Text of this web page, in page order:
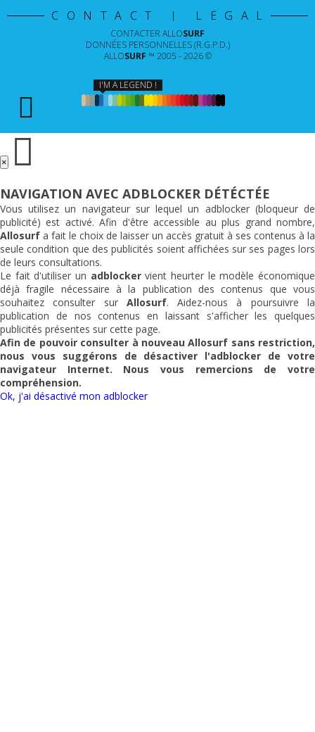
CONTACT | LÉGAL
CONTACTER ALLOSURF
DONNÉES PERSONNELLES (R.G.P.D.)
ALLOSURF ™ 2005 - 2026 ©
I'M A LEGEND !
×
NAVIGATION AVEC ADBLOCKER DÉTÉCTÉE
Vous utilisez un navigateur sur lequel un adblocker (bloqueur de
publicité) est activé. Afin d'être accessible au plus grand nombre,
Allosurf a fait le choix de laisser un accès gratuit à ses contenus à la
seule condition que des publicités soient affichées sur ses pages lors
de leurs consultations.
Le fait d'utiliser un adblockervient heurter le modèle économique
déjà fragile nécessaire à la publication des contenus que vous
souhaitez consulter sur Allosurf. Aidez-nous à poursuivre la
publication de nos contenus en laissant s'afficher les quelques
publicités présentes sur cette page.
Afin de pouvoir consulter à nouveauAllosurf sans restriction,
nous vous suggérons de désactiver l'adblocker de votre
navigateur Internet. Nous vous remercions de votre
compréhension.
Ok, j'ai désactivé mon adblocker